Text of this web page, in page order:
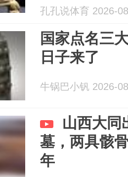
孔孔说体育 2026-
国家点名三
日子来了
牛锅巴小钒 2026-
山西大同
墓，两具骸
年